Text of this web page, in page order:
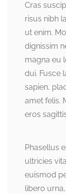
Cras
risus nibh
ut enim.
dignissim
magna eu
dui. Fusce
sapien,
amet felis.
eros
Phasellus
ultricies
euismod
libero